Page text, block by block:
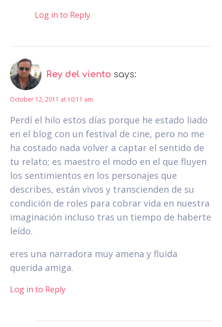
Log in to Reply
Rey del viento says:
October 12, 2011 at 10:11 am
Perdí el hilo estos días porque he estado liado
en el blog con un festival de cine, pero no me
ha costado nada volver a captar el sentido de
tu relato; es maestro el modo en el que fluyen
los sentimientos en los personajes que
describes, están vivos y transcienden de su
condición de roles para cobrar vida en nuestra
imaginación incluso tras un tiempo de haberte
leído.
eres una narradora muy amena y fluida
querida amiga.
Log in to Reply